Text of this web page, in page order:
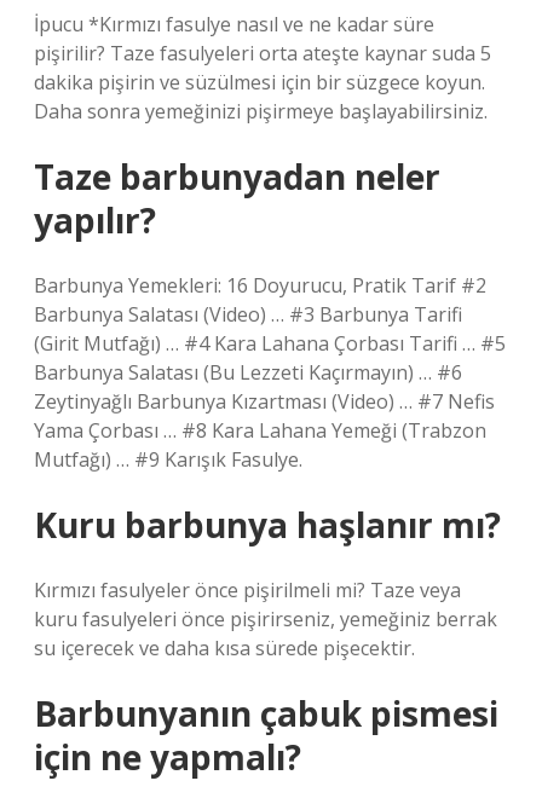
İpucu *Kırmızı fasulye nasıl ve ne kadar süre
pişirilir? Taze fasulyeleri orta ateşte kaynar suda 5
dakika pişirin ve süzülmesi için bir süzgece koyun.
Daha sonra yemeğinizi pişirmeye başlayabilirsiniz.
Taze barbunyadan neler
yapılır?
Barbunya Yemekleri: 16 Doyurucu, Pratik Tarif #2
Barbunya Salatası (Video) … #3 Barbunya Tarifi
(Girit Mutfağı) … #4 Kara Lahana Çorbası Tarifi … #5
Barbunya Salatası (Bu Lezzeti Kaçırmayın) … #6
Zeytinyağlı Barbunya Kızartması (Video) … #7 Nefis
Yama Çorbası … #8 Kara Lahana Yemeği (Trabzon
Mutfağı) … #9 Karışık Fasulye.
Kuru barbunya haşlanır mı?
Kırmızı fasulyeler önce pişirilmeli mi? Taze veya
kuru fasulyeleri önce pişirirseniz, yemeğiniz berrak
su içerecek ve daha kısa sürede pişecektir.
Barbunyanın çabuk pismesi
için ne yapmalı?